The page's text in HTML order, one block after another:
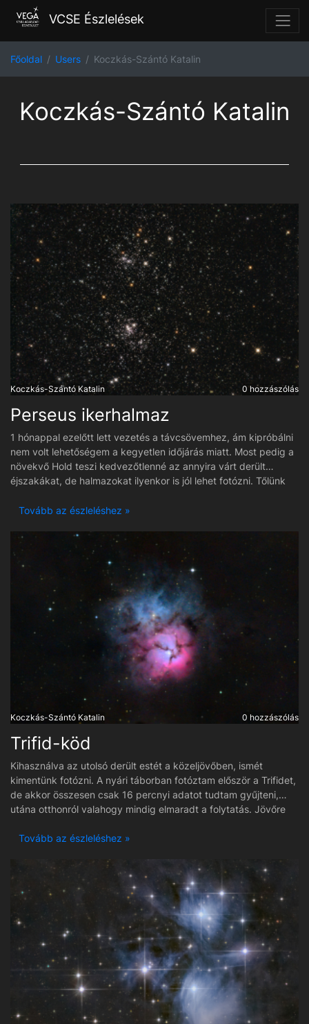
VCSE Észlelések
Főoldal Users Koczkás-Szántó Katalin
Koczkás-Szántó Katalin
Koczkás-Szántó Katalin 0 hozzászólás
Perseus ikerhalmaz
1 hónappal ezelőtt lett vezetés a távcsövemhez, ám kipróbálni
nem volt lehetőségem a kegyetlen időjárás miatt. Most pedig a
növekvő Hold teszi kedvezőtlenné az annyira várt derült
éjszakákat, de halmazokat ilyenkor is jól lehet fotózni. Tőlünk
csillagokból álló kettős halmazt fotóztam.
Tovább az észleléshez »
Koczkás-Szántó Katalin 0 hozzászólás
Trifid-köd
Kihasználva az utolsó derült estét a közeljövőben, ismét
kimentünk fotózni. A nyári táborban fotóztam először a Trifidet,
de akkor összesen csak 16 percnyi adatot tudtam gyűjteni,
utána otthonról valahogy mindig elmaradt a folytatás. Jövőre
Számomra nagyon érdekes objektum, mert 3 részből tevődik
sötét köd) 3 részre osztja.
Tovább az észleléshez »